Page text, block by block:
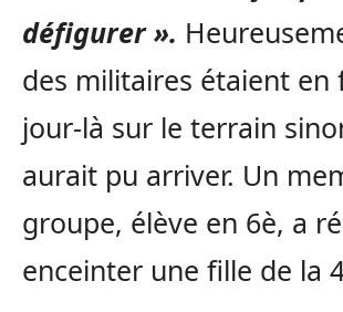
défigurer ».
des militaires étaient en
jour-là sur le terrain
aurait pu arriver. Un
groupe, élève en 6è, a
enceinter une fille de la